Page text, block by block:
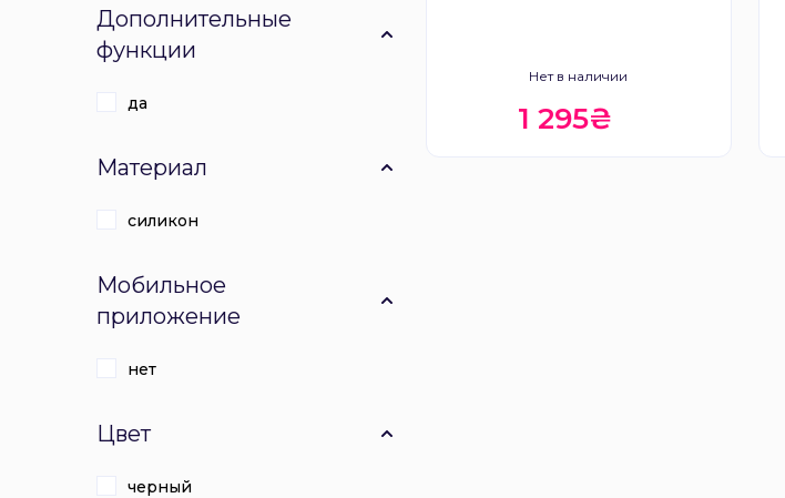
Дополнительные
функции
да
Материал
силикон
Мобильное
приложение
нет
Цвет
черный
Нет в наличии
1 295₴